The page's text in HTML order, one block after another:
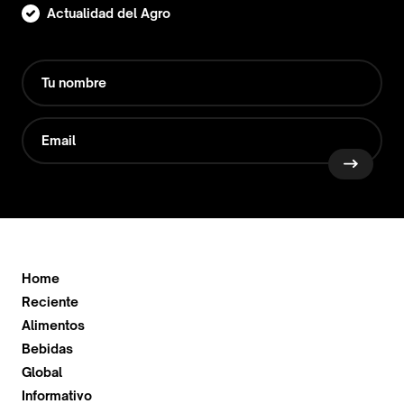
Actualidad del Agro
Home
Reciente
Alimentos
Bebidas
Global
Informativo